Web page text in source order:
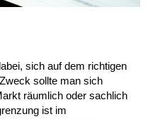
sich auf dem richtigen
sollte man sich
räumlich oder sachlich
ist im